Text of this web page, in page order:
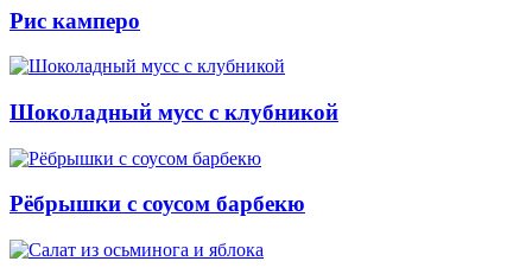
Рис камперо
Шоколадный мусс с клубникой
Рёбрышки с соусом барбекю